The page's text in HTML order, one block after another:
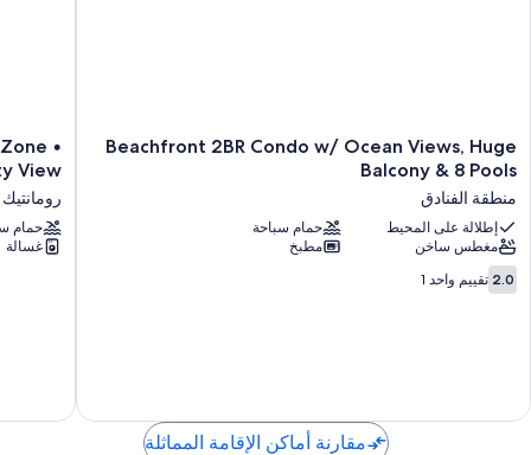
Beachfront
2BR
w/
Ocean
Views,
Huge
Balcony
Beachfront 2BR Condo w/ Ocean Views, Huge
Balcony & 8 Pools
منطقة الفنادق
إطلالة على المحيط
حمام سباحة
مغطس ساخن
مطبخ
2.0
من
2.0 تقييم واحد 1
SOHO
PV
Condo
•
&
•
View
حمام
غسالة
مقارنة أماكن الإقامة المماثلة